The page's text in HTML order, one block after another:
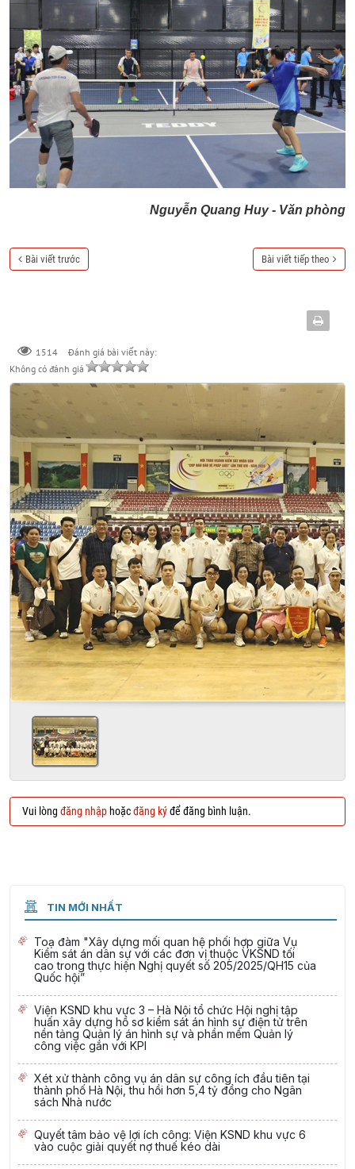
Nguyễn Quang Huy - Văn phòng
Bài viết trước Bài viết tiếp theo
1514
Đánh giá bài viết này:
Không có đánh giá
Vui lòng đăng nhập hoặcđăng kýđể đăng bình luận.
TIN MỚI NHẤT
Toạ đàm "Xây dựng mối quan hệ phối hợp giữa Vụ
Kiểm sát án dân sự với các đơn vị thuộc VKSND tối
cao trong thực hiện Nghị quyết số 205/2025/QH15 của
Quốc hội”
Viện KSND khu vực 3 – Hà Nội tổ chức Hội nghị tập
huấn xây dựng hồ sơ kiểm sát án hình sự điện tử trên
nền tảng Quản lý án hình sự và phần mềm Quản lý
công việc gắn với KPI
Xét xử thành công vụ án dân sự công ích đầu tiên tại
thành phố Hà Nội, thu hồi hơn 5,4 tỷ đồng cho Ngân
sách Nhà nước
Quyết tâm bảo vệ lợi ích công: Viện KSND khu vực 6
vào cuộc giải quyết nợ thuế kéo dài